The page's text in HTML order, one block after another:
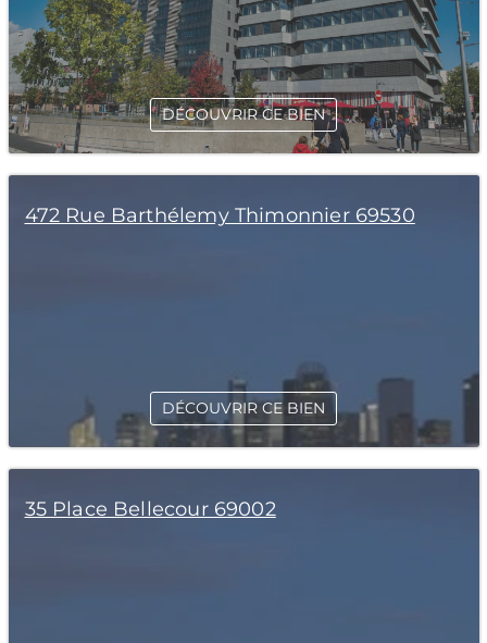
DÉCOUVRIR CE BIEN
472 Rue Barthélemy Thimonnier 69530
DÉCOUVRIR CE BIEN
35 Place Bellecour 69002